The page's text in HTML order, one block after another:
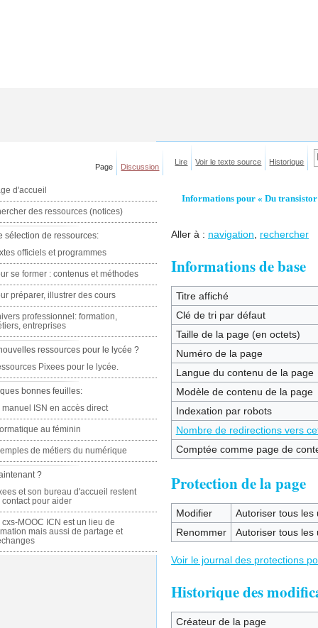
Informations pour « Du
Aller à : navigation rechercher
Informations de base
Titre affiché
Clé de tri par défaut
Taille de la page (en octets)
Numéro de la page
Langue du contenu de la page
Modèle de contenu de la page
Indexation par robots
Nombre de redirections vers
Comptée comme page de
Protection de la page
Modifier
Autoriser tous les
Renommer
Autoriser tous les
Voir le journal des protections
Historique des
Créateur de la page
Page Discussion
Lire Voir le texte source Historique
d'accueil
des ressources (notices)
sélection de ressources:
officiels et programmes
se former : contenus et méthodes
préparer, illustrer des cours
professionnel: formation,
entreprises
ressources pour le lycée ?
Pixees pour le lycée.
bonnes feuilles:
manuel ISN en accès direct
au féminin
de métiers du numérique
?
et son bureau d'accueil restent
contact pour aider
cxs-MOOC ICN est un lieu de
mais aussi de partage et